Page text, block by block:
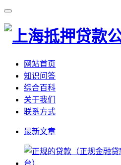
网站首页
知识问答
综合百科
关于我们
联系方式
最新文章